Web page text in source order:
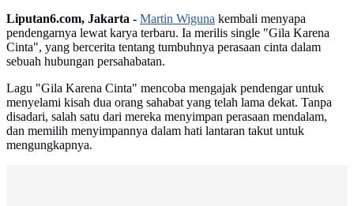
Liputan6.com, Jakarta - Martin Wiguna kembali menyapa
pendengarnya lewat karya terbaru. Ia merilis single "Gila Karena
Cinta", yang bercerita tentang tumbuhnya perasaan cinta dalam
sebuah hubungan persahabatan.
Lagu "Gila Karena Cinta" mencoba mengajak pendengar untuk
menyelami kisah dua orang sahabat yang telah lama dekat. Tanpa
disadari, salah satu dari mereka menyimpan perasaan mendalam,
dan memilih menyimpannya dalam hati lantaran takut untuk
mengungkapnya.